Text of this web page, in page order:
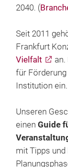
2040. (
Seit 2011
Frankfurt
Vielfalt
an.
für
Institution ein.
Unseren
einen Guide
mit Tipps und